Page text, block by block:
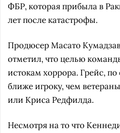
ФБР, которая прибыла в
лет после катастрофы.
Продюсер Масато
отметил, что целью
истокам хоррора. Грейс, по
ближе игроку, чем
или Криса Редфилда.
Несмотря на то что